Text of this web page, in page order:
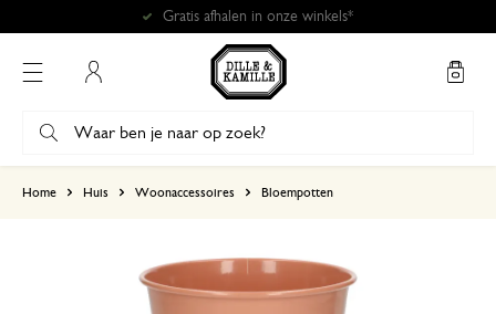
Gratis afhalen in onze winkels*
Home Huis Woonaccessoires Bloempotten